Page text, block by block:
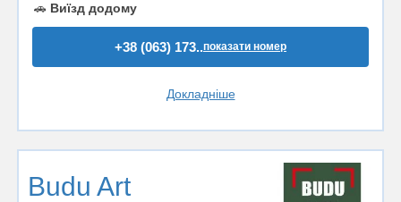
🚗 Виїзд додому
+38 (063) 173..показати номер
Докладніше
Budu Art